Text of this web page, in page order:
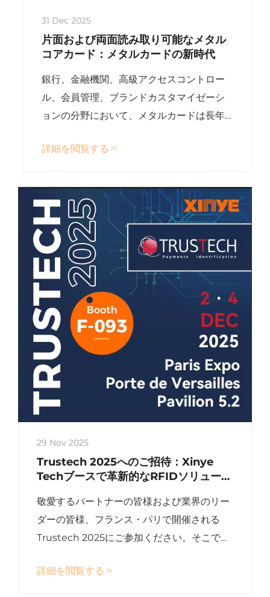
31 Dec 2025
片面および両面読み取り可能なメタル
コアカード：メタルカードの新時代
銀行、金融機関、高級アクセスコントロー
ル、会員管理、ブランドカスタマイゼーシ
ョンの分野において、メタルカードは長年
ました。しかし、従来のメタルカードは金
詳細を閲覧する
29 Nov 2025
Trustech 2025へのご招待：Xinye
Techブースで革新的なRFIDソリューシ
敬愛するパートナーの皆様および業界のリー
ダーの皆様、フランス・パリで開催される
Trustech 2025にご参加ください。そこでは
カードおよびRFIDタグの主要サプライヤー
詳細を閲覧する